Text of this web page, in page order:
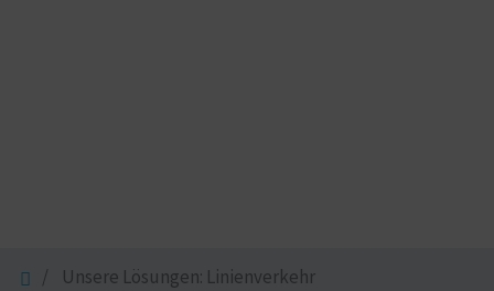
Unsere Lösungen: Linienverkehr